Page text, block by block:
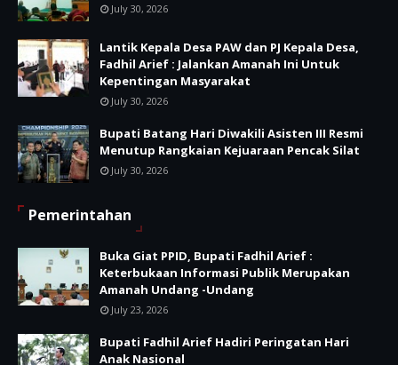
July 30, 2026
Lantik Kepala Desa PAW dan PJ Kepala Desa,
Fadhil Arief : Jalankan Amanah Ini Untuk
Kepentingan Masyarakat
July 30, 2026
Bupati Batang Hari Diwakili Asisten III Resmi
Menutup Rangkaian Kejuaraan Pencak Silat
July 30, 2026
Pemerintahan
Buka Giat PPID, Bupati Fadhil Arief :
Keterbukaan Informasi Publik Merupakan
Amanah Undang -Undang
July 23, 2026
Bupati Fadhil Arief Hadiri Peringatan Hari
Anak Nasional